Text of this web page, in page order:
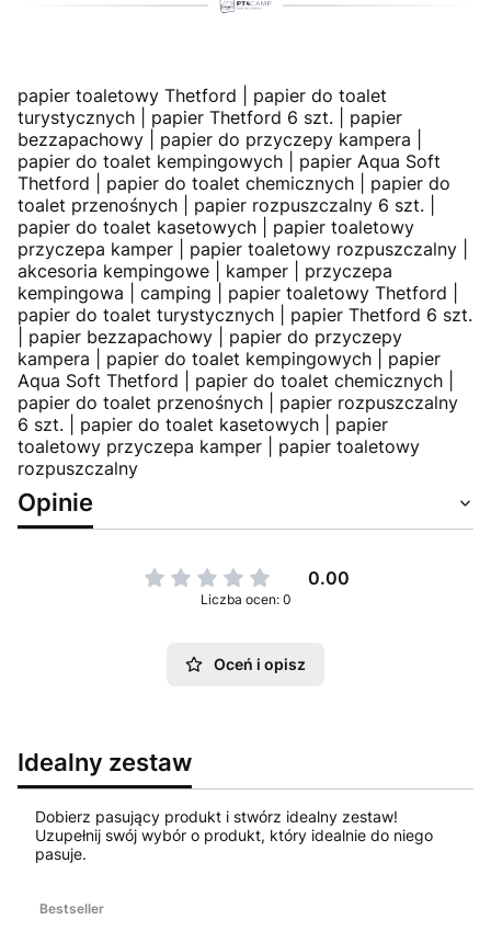
papier toaletowy Thetford | papier do toalet
turystycznych | papier Thetford 6 szt. | papier
bezzapachowy | papier do przyczepy kampera |
papier do toalet kempingowych | papier Aqua Soft
Thetford | papier do toalet chemicznych | papier do
toalet przenośnych | papier rozpuszczalny 6 szt. |
papier do toalet kasetowych | papier toaletowy
przyczepa kamper | papier toaletowy rozpuszczalny |
akcesoria kempingowe | kamper | przyczepa
kempingowa | camping | papier toaletowy Thetford |
papier do toalet turystycznych | papier Thetford 6 szt.
| papier bezzapachowy | papier do przyczepy
kampera | papier do toalet kempingowych | papier
Aqua Soft Thetford | papier do toalet chemicznych |
papier do toalet przenośnych | papier rozpuszczalny
6 szt. | papier do toalet kasetowych | papier
toaletowy przyczepa kamper | papier toaletowy
rozpuszczalny
Opinie
0.00
Liczba ocen: 0
Oceń i opisz
Idealny zestaw
Dobierz pasujący produkt i stwórz idealny zestaw!
Uzupełnij swój wybór o produkt, który idealnie do niego
pasuje.
Bestseller